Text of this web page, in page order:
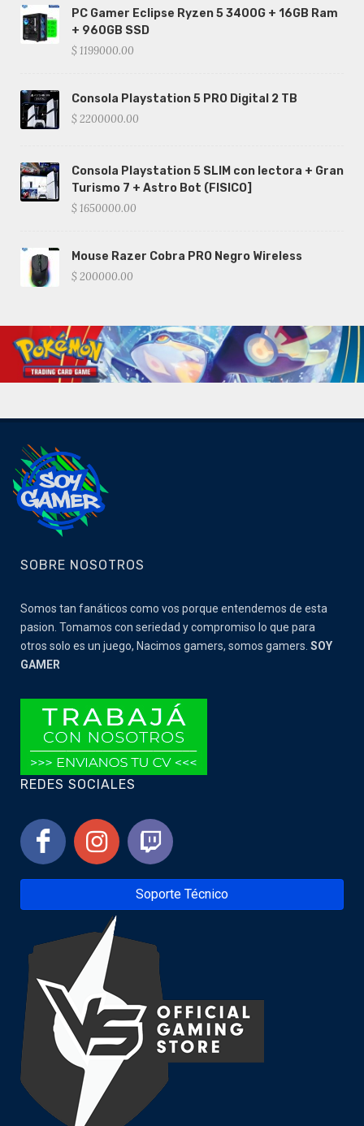
PC Gamer Eclipse Ryzen 5 3400G + 16GB Ram
+ 960GB SSD
$ 1199000.00
Consola Playstation 5 PRO Digital 2 TB
$ 2200000.00
Consola Playstation 5 SLIM con lectora + Gran
Turismo 7 + Astro Bot (FISICO]
$ 1650000.00
Mouse Razer Cobra PRO Negro Wireless
$ 200000.00
SOBRE NOSOTROS
Somos tan fanáticos como vos porque entendemos de esta
pasion. Tomamos con seriedad y compromiso lo que para
otros solo es un juego, Nacimos gamers, somos gamers. SOY
GAMER
REDES SOCIALES
Soporte Técnico